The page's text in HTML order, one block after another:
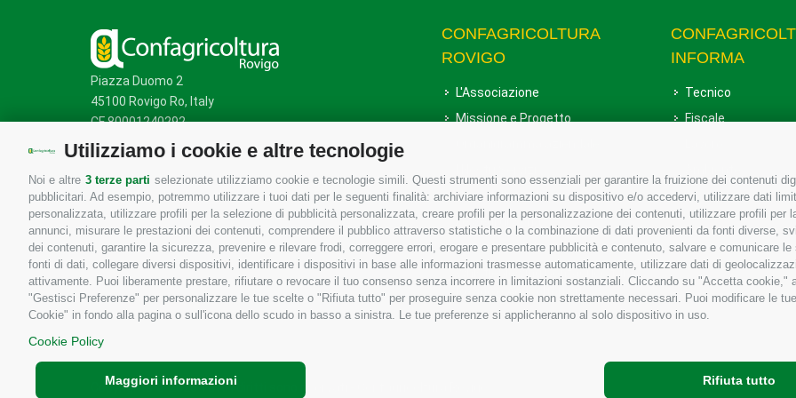
Utilizziamo i cookie e altre tecnologie
Noi e altre 3 terze parti selezionate utilizziamo cookie e tecnologie simili. Questi strumenti sono essenziali per garantire la fruizione dei contenuti
pubblicitari. Ad esempio, potremmo utilizzare i tuoi dati per le seguenti finalità: archiviare informazioni su dispositivo e/o accedervi, utilizzare dati
personalizzata, utilizzare profili per la selezione di pubblicità personalizzata, creare profili per la personalizzazione dei contenuti, utilizzare profili
annunci, misurare le prestazioni dei contenuti, comprendere il pubblico attraverso statistiche o la combinazione di dati provenienti da fonti diverse,
dei contenuti, garantire la sicurezza, prevenire e rilevare frodi, correggere errori, erogare e presentare pubblicità e contenuto, salvare e comunicare
fonti di dati, collegare diversi dispositivi, identificare i dispositivi in base alle informazioni trasmesse automaticamente, utilizzare dati di
attivamente. Puoi liberamente prestare, rifiutare o revocare il tuo consenso senza incorrere in limitazioni sostanziali. Cliccando su "Accetta
"Gestisci Preferenze" per personalizzare le tue scelte o "Rifiuta tutto" per proseguire senza cookie non strettamente necessari. Puoi modificare le
Cookie" in fondo alla pagina o sull'icona dello scudo in basso a sinistra. Le tue preferenze si applicheranno al solo dispositivo in uso.
Cookie Policy
Rifiuta tutto
Maggiori informazioni
Piazza Duomo 2
45100 Rovigo Ro, Italy
CF 80001240292
Mappa del sito/Privacy Policy /Cookie Policy
CONFAGRICOLTURA
ROVIGO
L'Associazione
Missione e Progetto
Uffici della Sede provinciale
Le Sedi di Zona
Agricoltori S.r.l.
Whistleblowing Confagricoltura
Rovigo e Agricoltori srl
INFORMA
Tecnico
Fiscale
Associazione
Copyrights © 2026 Tutti i diritti sono riservati - Confagricoltura Rovigo